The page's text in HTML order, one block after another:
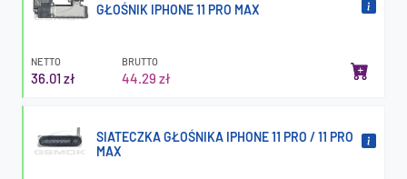
GŁOŚNIK IPHONE 11 PRO MAX
NETTO
36.01 zł
BRUTTO
44.29 zł
SIATECZKA GŁOŚNIKA IPHONE 11 PRO / 11 PRO
MAX